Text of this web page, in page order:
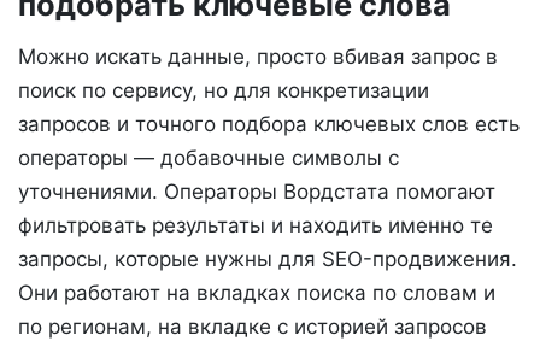
Можно искать данные, просто вбивая запрос в
поиск по сервису, но для конкретизации
запросов и точного подбора ключевых слов есть
операторы — добавочные символы с
уточнениями. Операторы Вордстата помогают
фильтровать результаты и находить именно те
запросы, которые нужны для SEO-продвижения.
Они работают на вкладках поиска по словам и
по регионам, на вкладке с историей запросов